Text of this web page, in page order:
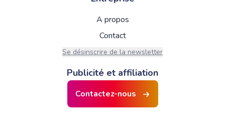
A propos
Contact
Se désinscrire de la newsletter
Publicité et affiliation
Contactez-nous